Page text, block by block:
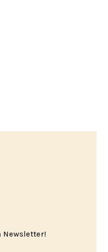
Newsletter!